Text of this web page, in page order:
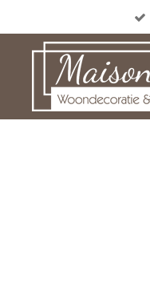
hoofdinhoud